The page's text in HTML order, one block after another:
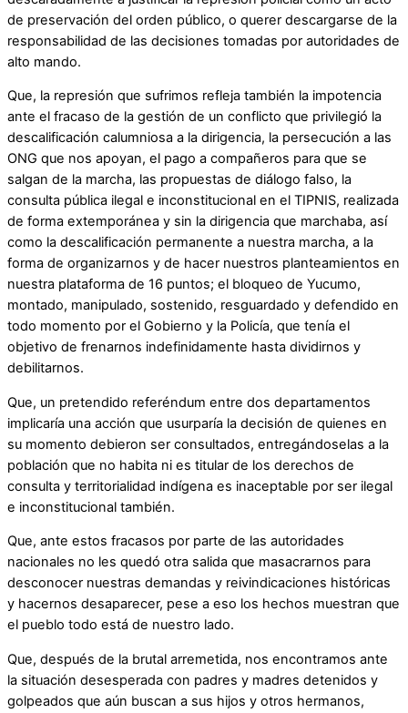
de preservación del orden público, o querer descargarse de la
responsabilidad de las decisiones tomadas por autoridades de
alto mando.
Que, la represión que sufrimos refleja también la impotencia
ante el fracaso de la gestión de un conflicto que privilegió la
descalificación calumniosa a la dirigencia, la persecución a las
ONG que nos apoyan, el pago a compañeros para que se
salgan de la marcha, las propuestas de diálogo falso, la
consulta pública ilegal e inconstitucional en el TIPNIS, realizada
de forma extemporánea y sin la dirigencia que marchaba, así
como la descalificación permanente a nuestra marcha, a la
forma de organizarnos y de hacer nuestros planteamientos en
nuestra plataforma de 16 puntos; el bloqueo de Yucumo,
montado, manipulado, sostenido, resguardado y defendido en
todo momento por el Gobierno y la Policía, que tenía el
objetivo de frenarnos indefinidamente hasta dividirnos y
debilitarnos.
Que, un pretendido referéndum entre dos departamentos
implicaría una acción que usurparía la decisión de quienes en
su momento debieron ser consultados, entregándoselas a la
población que no habita ni es titular de los derechos de
consulta y territorialidad indígena es inaceptable por ser ilegal
e inconstitucional también.
Que, ante estos fracasos por parte de las autoridades
nacionales no les quedó otra salida que masacrarnos para
desconocer nuestras demandas y reivindicaciones históricas
y hacernos desaparecer, pese a eso los hechos muestran que
el pueblo todo está de nuestro lado.
Que, después de la brutal arremetida, nos encontramos ante
la situación desesperada con padres y madres detenidos y
golpeados que aún buscan a sus hijos y otros hermanos,